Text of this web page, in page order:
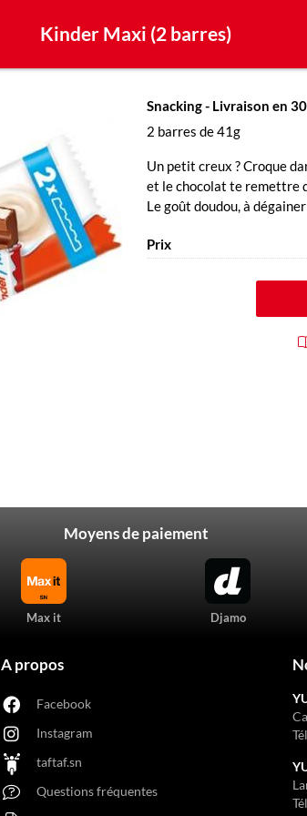
Kinder Maxi (2 barres)
Snacking- Livraison en
2 barres de 41g
Un petit creux ? Croque
et le chocolat te remettre
Le goût doudou, à
Prix
Moyens de paiement
Max it Djamo
A propos
Facebook
Instagram
taftaf.sn
Questions fréquentes